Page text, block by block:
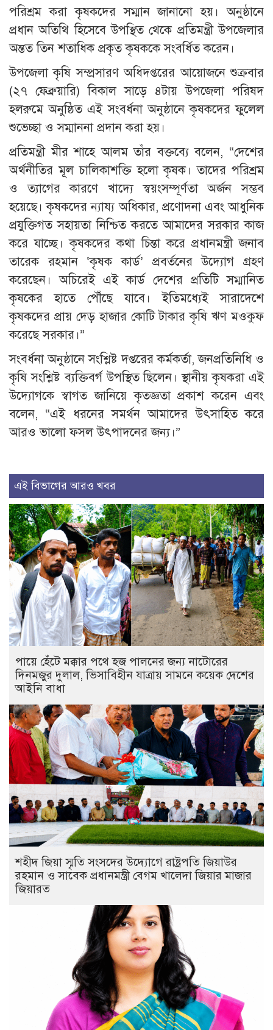
পরিশ্রম করা কৃষকদের সম্মান জানানো হয়। অনুষ্ঠানে
প্রধান অতিথি হিসেবে উপস্থিত থেকে প্রতিমন্ত্রী উপজেলার
অন্তত তিন শতাধিক প্রকৃত কৃষককে সংবর্ধিত করেন।
উপজেলা কৃষি সম্প্রসারণ অধিদপ্তরের আয়োজনে শুক্রবার
(২৭ ফেব্রুয়ারি) বিকাল সাড়ে ৪টায় উপজেলা পরিষদ
হলরুমে অনুষ্ঠিত এই সংবর্ধনা অনুষ্ঠানে কৃষকদের ফুলেল
শুভেচ্ছা ও সম্মাননা প্রদান করা হয়।
প্রতিমন্ত্রী মীর শাহে আলম তাঁর বক্তব্যে বলেন, “দেশের
অর্থনীতির মূল চালিকাশক্তি হলো কৃষক। তাদের পরিশ্রম
ও ত্যাগের কারণে খাদ্যে স্বয়ংসম্পূর্ণতা অর্জন সম্ভব
হয়েছে। কৃষকদের ন্যায্য অধিকার, প্রণোদনা এবং আধুনিক
প্রযুক্তিগত সহায়তা নিশ্চিত করতে আমাদের সরকার কাজ
করে যাচ্ছে। কৃষকদের কথা চিন্তা করে প্রধানমন্ত্রী জনাব
তারেক রহমান ‘কৃষক কার্ড’ প্রবর্তনের উদ্যোগ গ্রহণ
করেছেন। অচিরেই এই কার্ড দেশের প্রতিটি সম্মানিত
কৃষকের হাতে পৌঁছে যাবে। ইতিমধ্যেই সারাদেশে
কৃষকদের প্রায় দেড় হাজার কোটি টাকার কৃষি ঋণ মওকুফ
করেছে সরকার।”
সংবর্ধনা অনুষ্ঠানে সংশ্লিষ্ট দপ্তরের কর্মকর্তা, জনপ্রতিনিধি ও
কৃষি সংশ্লিষ্ট ব্যক্তিবর্গ উপস্থিত ছিলেন। স্থানীয় কৃষকরা এই
উদ্যোগকে স্বাগত জানিয়ে কৃতজ্ঞতা প্রকাশ করেন এবং
বলেন, “এই ধরনের সমর্থন আমাদের উৎসাহিত করে
আরও ভালো ফসল উৎপাদনের জন্য।”
এই বিভাগের আরও খবর
পায়ে হেঁটে মক্কার পথে হজ পালনের জন্য নাটোরের
দিনমজুর দুলাল, ভিসাবিহীন যাত্রায় সামনে কয়েক দেশের
আইনি বাধা
শহীদ জিয়া স্মৃতি সংসদের উদ্যোগে রাষ্ট্রপতি জিয়াউর
রহমান ও সাবেক প্রধানমন্ত্রী বেগম খালেদা জিয়ার মাজার
জিয়ারত